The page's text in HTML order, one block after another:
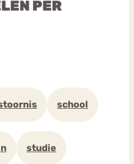
PER
school
studie